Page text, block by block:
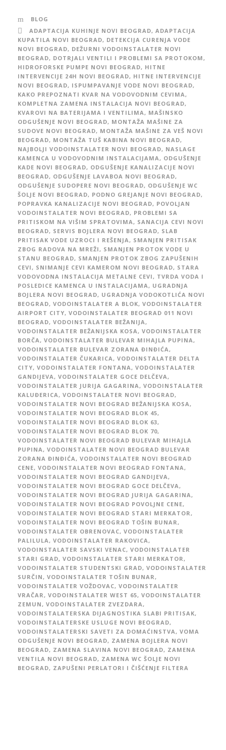
BLOG
ADAPTACIJA KUHINJE NOVI BEOGRAD, ADAPTACIJA
KUPATILA NOVI BEOGRAD, DETEKCIJA CURENJA VODE
NOVI BEOGRAD, DEŽURNI VODOINSTALATER NOVI
BEOGRAD, DOTRJALI VENTILI I PROBLEMI SA PROTOKOM ,
HIDROFORSKE PUMPE NOVI BEOGRAD, HITNE
INTERVENCIJE 24H NOVI BEOGRAD, HITNE INTERVENCIJE
NOVI BEOGRAD, ISPUMPAVANJE VODE NOVI BEOGRAD,
KAKO PREPOZNATI KVAR NA VODOVODNIM CEVIMA ,
KOMPLETNA ZAMENA INSTALACIJA NOVI BEOGRAD,
KVAROVI NA BATERIJAMA I VENTILIMA , MAŠINSKO
ODGUŠENJE NOVI BEOGRAD, MONTAŽA MAŠINE ZA
SUDOVE NOVI BEOGRAD, MONTAŽA MAŠINE ZA VEŠ NOVI
BEOGRAD, MONTAŽA TUŠ KABINA NOVI BEOGRAD,
NAJBOLJI VODOINSTALATER NOVI BEOGRAD, NASLAGE
KAMENCA U VODOVODNIM INSTALACIJAMA , ODGUŠENJE
KADE NOVI BEOGRAD, ODGUŠENJE KANALIZACIJE NOVI
BEOGRAD, ODGUŠENJE LAVABOA NOVI BEOGRAD,
ODGUŠENJE SUDOPERE NOVI BEOGRAD, ODGUŠENJE WC
ŠOLJE NOVI BEOGRAD, PODNO GREJANJE NOVI BEOGRAD,
POPRAVKA KANALIZACIJE NOVI BEOGRAD, POVOLJAN
VODOINSTALATER NOVI BEOGRAD, PROBLEMI SA
PRITISKOM NA VIŠIM SPRATOVIMA , SANACIJA CEVI NOVI
BEOGRAD, SERVIS BOJLERA NOVI BEOGRAD, SLAB
PRITISAK VODE UZROCI I REŠENJA , SMANJEN PRITISAK
ZBOG RADOVA NA MREŽI , SMANJEN PROTOK VODE U
STANU BEOGRAD, SMANJEN PROTOK ZBOG ZAPUŠENIH
CEVI , SNIMANJE CEVI KAMEROM NOVI BEOGRAD, STARA
VODOVODNA INSTALACIJA METALNE CEVI , TVRDA VODA I
POSLEDICE KAMENCA U INSTALACIJAMA , UGRADNJA
BOJLERA NOVI BEOGRAD, UGRADNJA VODOKOTLIĆA NOVI
BEOGRAD, VODOINSTALATER A BLOK, VODOINSTALATER
AIRPORT CITY, VODOINSTALATER BEOGRAD 011 NOVI
BEOGRAD, VODOINSTALATER BEŽANIJA ,
VODOINSTALATER BEŽANIJSKA KOSA , VODOINSTALATER
BORČA , VODOINSTALATER BULEVAR MIHAJLA PUPINA ,
VODOINSTALATER BULEVAR ZORANA ĐINĐIĆA ,
VODOINSTALATER ČUKARICA , VODOINSTALATER DELTA
CITY, VODOINSTALATER FONTANA , VODOINSTALATER
GANDIJEVA , VODOINSTALATER GOCE DELČEVA ,
VODOINSTALATER JURIJA GAGARINA , VODOINSTALATER
KALUĐERICA , VODOINSTALATER NOVI BEOGRAD,
VODOINSTALATER NOVI BEOGRAD BEŽANIJSKA KOSA ,
VODOINSTALATER NOVI BEOGRAD BLOK 45,
VODOINSTALATER NOVI BEOGRAD BLOK 63,
VODOINSTALATER NOVI BEOGRAD BLOK 70,
VODOINSTALATER NOVI BEOGRAD BULEVAR MIHAJLA
PUPINA , VODOINSTALATER NOVI BEOGRAD BULEVAR
ZORANA ĐINĐIĆA , VODOINSTALATER NOVI BEOGRAD
CENE, VODOINSTALATER NOVI BEOGRAD FONTANA ,
VODOINSTALATER NOVI BEOGRAD GANDIJEVA ,
VODOINSTALATER NOVI BEOGRAD GOCE DELČEVA ,
VODOINSTALATER NOVI BEOGRAD JURIJA GAGARINA ,
VODOINSTALATER NOVI BEOGRAD POVOLJNE CENE,
VODOINSTALATER NOVI BEOGRAD STARI MERKATOR ,
VODOINSTALATER NOVI BEOGRAD TOŠIN BUNAR ,
VODOINSTALATER OBRENOVAC, VODOINSTALATER
PALILULA , VODOINSTALATER RAKOVICA ,
VODOINSTALATER SAVSKI VENAC, VODOINSTALATER
STARI GRAD, VODOINSTALATER STARI MERKATOR ,
VODOINSTALATER STUDENTSKI GRAD, VODOINSTALATER
SURČIN , VODOINSTALATER TOŠIN BUNAR ,
VODOINSTALATER VOŽDOVAC, VODOINSTALATER
VRAČAR , VODOINSTALATER WEST 65, VODOINSTALATER
ZEMUN , VODOINSTALATER ZVEZDARA ,
VODOINSTALATERSKA DIJAGNOSTIKA SLABI PRITISAK,
VODOINSTALATERSKE USLUGE NOVI BEOGRAD,
VODOINSTALATERSKI SAVETI ZA DOMAĆINSTVA , VOMA
ODGUŠENJE NOVI BEOGRAD, ZAMENA BOJLERA NOVI
BEOGRAD, ZAMENA SLAVINA NOVI BEOGRAD, ZAMENA
VENTILA NOVI BEOGRAD, ZAMENA WC ŠOLJE NOVI
BEOGRAD, ZAPUŠENI PERLATORI I ČIŠĆENJE FILTERA